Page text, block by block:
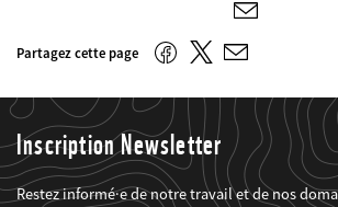
E-
mail
Partagez cette page FacebookTwitter
E-
Inscription Newsletter
Restez informé·e de notre travail et de nos